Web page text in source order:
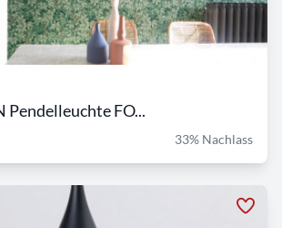
FO...
33% Nachlass